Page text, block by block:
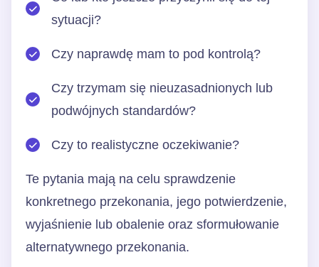
sytuacji?
Czy naprawdę mam to pod kontrolą?
Czy trzymam się nieuzasadnionych lub
podwójnych standardów?
Czy to realistyczne oczekiwanie?
Te pytania mają na celu sprawdzenie
konkretnego przekonania, jego potwierdzenie,
wyjaśnienie lub obalenie oraz sformułowanie
alternatywnego przekonania.